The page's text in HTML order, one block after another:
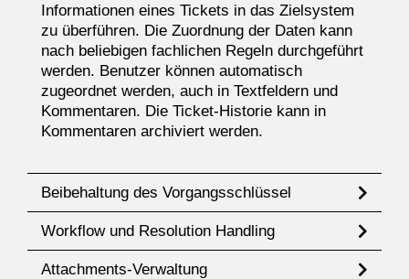
Informationen eines Tickets in das Zielsystem
zu überführen. Die Zuordnung der Daten kann
nach beliebigen fachlichen Regeln durchgeführt
werden. Benutzer können automatisch
zugeordnet werden, auch in Textfeldern und
Kommentaren. Die Ticket-Historie kann in
Kommentaren archiviert werden.
Beibehaltung des Vorgangsschlüssel
Workflow und Resolution Handling
Attachments-Verwaltung